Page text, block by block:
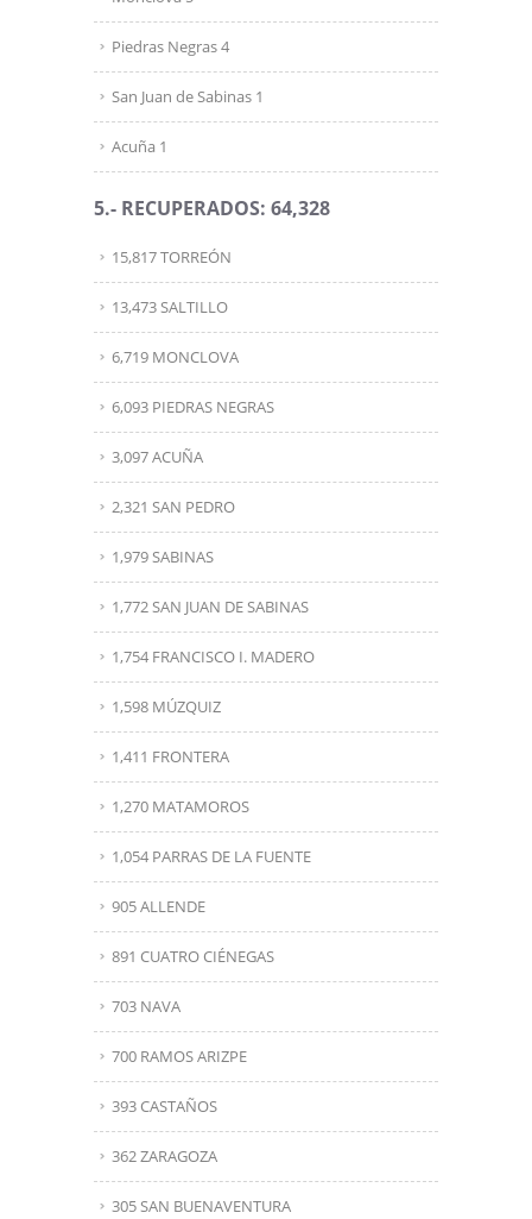
Piedras Negras 4
San Juan de Sabinas 1
Acuña 1
5.- RECUPERADOS: 64,328
15,817 TORREÓN
13,473 SALTILLO
6,719 MONCLOVA
6,093 PIEDRAS NEGRAS
3,097 ACUÑA
2,321 SAN PEDRO
1,979 SABINAS
1,772 SAN JUAN DE SABINAS
1,754 FRANCISCO I. MADERO
1,598 MÚZQUIZ
1,411 FRONTERA
1,270 MATAMOROS
1,054 PARRAS DE LA FUENTE
905 ALLENDE
891 CUATRO CIÉNEGAS
703 NAVA
700 RAMOS ARIZPE
393 CASTAÑOS
362 ZARAGOZA
305 SAN BUENAVENTURA